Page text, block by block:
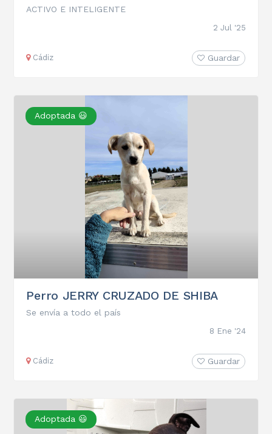
ACTIVO E INTELIGENTE
2 Jul '25
Cádiz Guardar
Adoptada 😃
Perro JERRY CRUZADO DE SHIBA
Se envía a todo el país
8 Ene '24
Cádiz Guardar
Adoptada 😃